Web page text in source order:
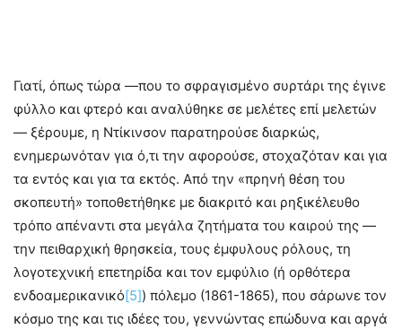
Γιατί, όπως τώρα —που το σφραγισμένο συρτάρι της έγινε
φύλλο και φτερό και αναλύθηκε σε μελέτες επί μελετών
— ξέρουμε, η Ντίκινσον παρατηρούσε διαρκώς,
ενημερωνόταν για ό,τι την αφορούσε, στοχαζόταν και για
τα εντός και για τα εκτός. Από την «πρηνή θέση του
σκοπευτή» τοποθετήθηκε με διακριτό και ρηξικέλευθο
τρόπο απέναντι στα μεγάλα ζητήματα του καιρού της —
την πειθαρχική θρησκεία, τους έμφυλους ρόλους, τη
λογοτεχνική επετηρίδα και τον εμφύλιο (ή ορθότερα
ενδοαμερικανικό[5]) πόλεμο (1861-1865), που σάρωνε τον
κόσμο της και τις ιδέες του, γεννώντας επώδυνα και αργά